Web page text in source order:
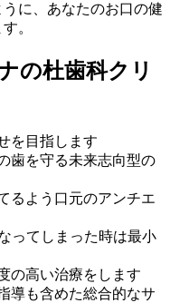
に、あなたのお口の健
。
の杜歯科クリ
を目指します
歯を守る未来志向型の
るよう口元のアンチエ
ってしまった時は最小
の高い治療をします
導も含めた総合的なサ